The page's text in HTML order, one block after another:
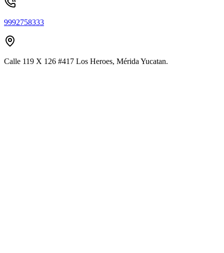
9992758333
Calle 119 X 126 #417 Los Heroes, Mérida Yucatan.